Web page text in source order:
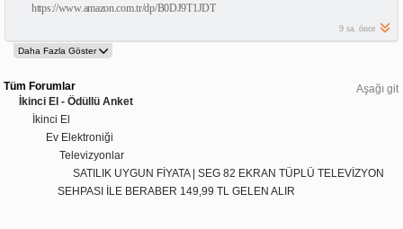
https://www.amazon.com.tr/dp/B0DJ9T1JDT
9 sa. önce
Aşağı git
Tüm Forumlar
İkinci El - Ödüllü Anket
İkinci El
Ev Elektroniği
Televizyonlar
SATILIK UYGUN FİYATA | SEG 82 EKRAN TÜPLÜ TELEVİZYON
SEHPASI İLE BERABER 149,99 TL GELEN ALIR